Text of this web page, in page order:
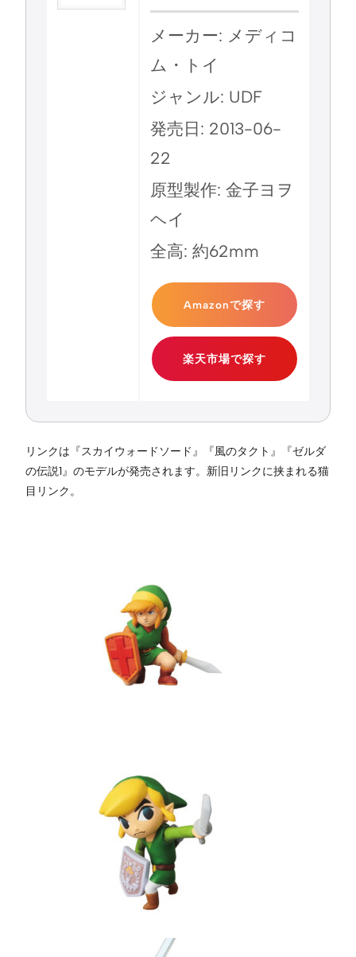
メーカー: メディコ
ム・トイ
ジャンル: UDF
発売日: 2013-06-
22
原型製作: 金子ヨヲ
ヘイ
全高: 約62mm
Amazonで探す
楽天市場で探す
リンクは『スカイウォードソード』『風のタクト』『ゼルダ
の伝説1』のモデルが発売されます。新旧リンクに挟まれる猫
目リンク。